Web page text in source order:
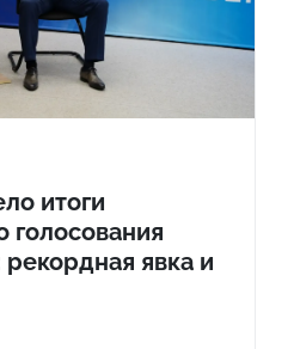
итоги
голосования
явка и